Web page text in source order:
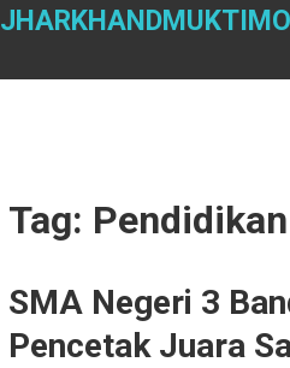
Skip
Tag:
SMA Negeri 3
Pencetak Juara